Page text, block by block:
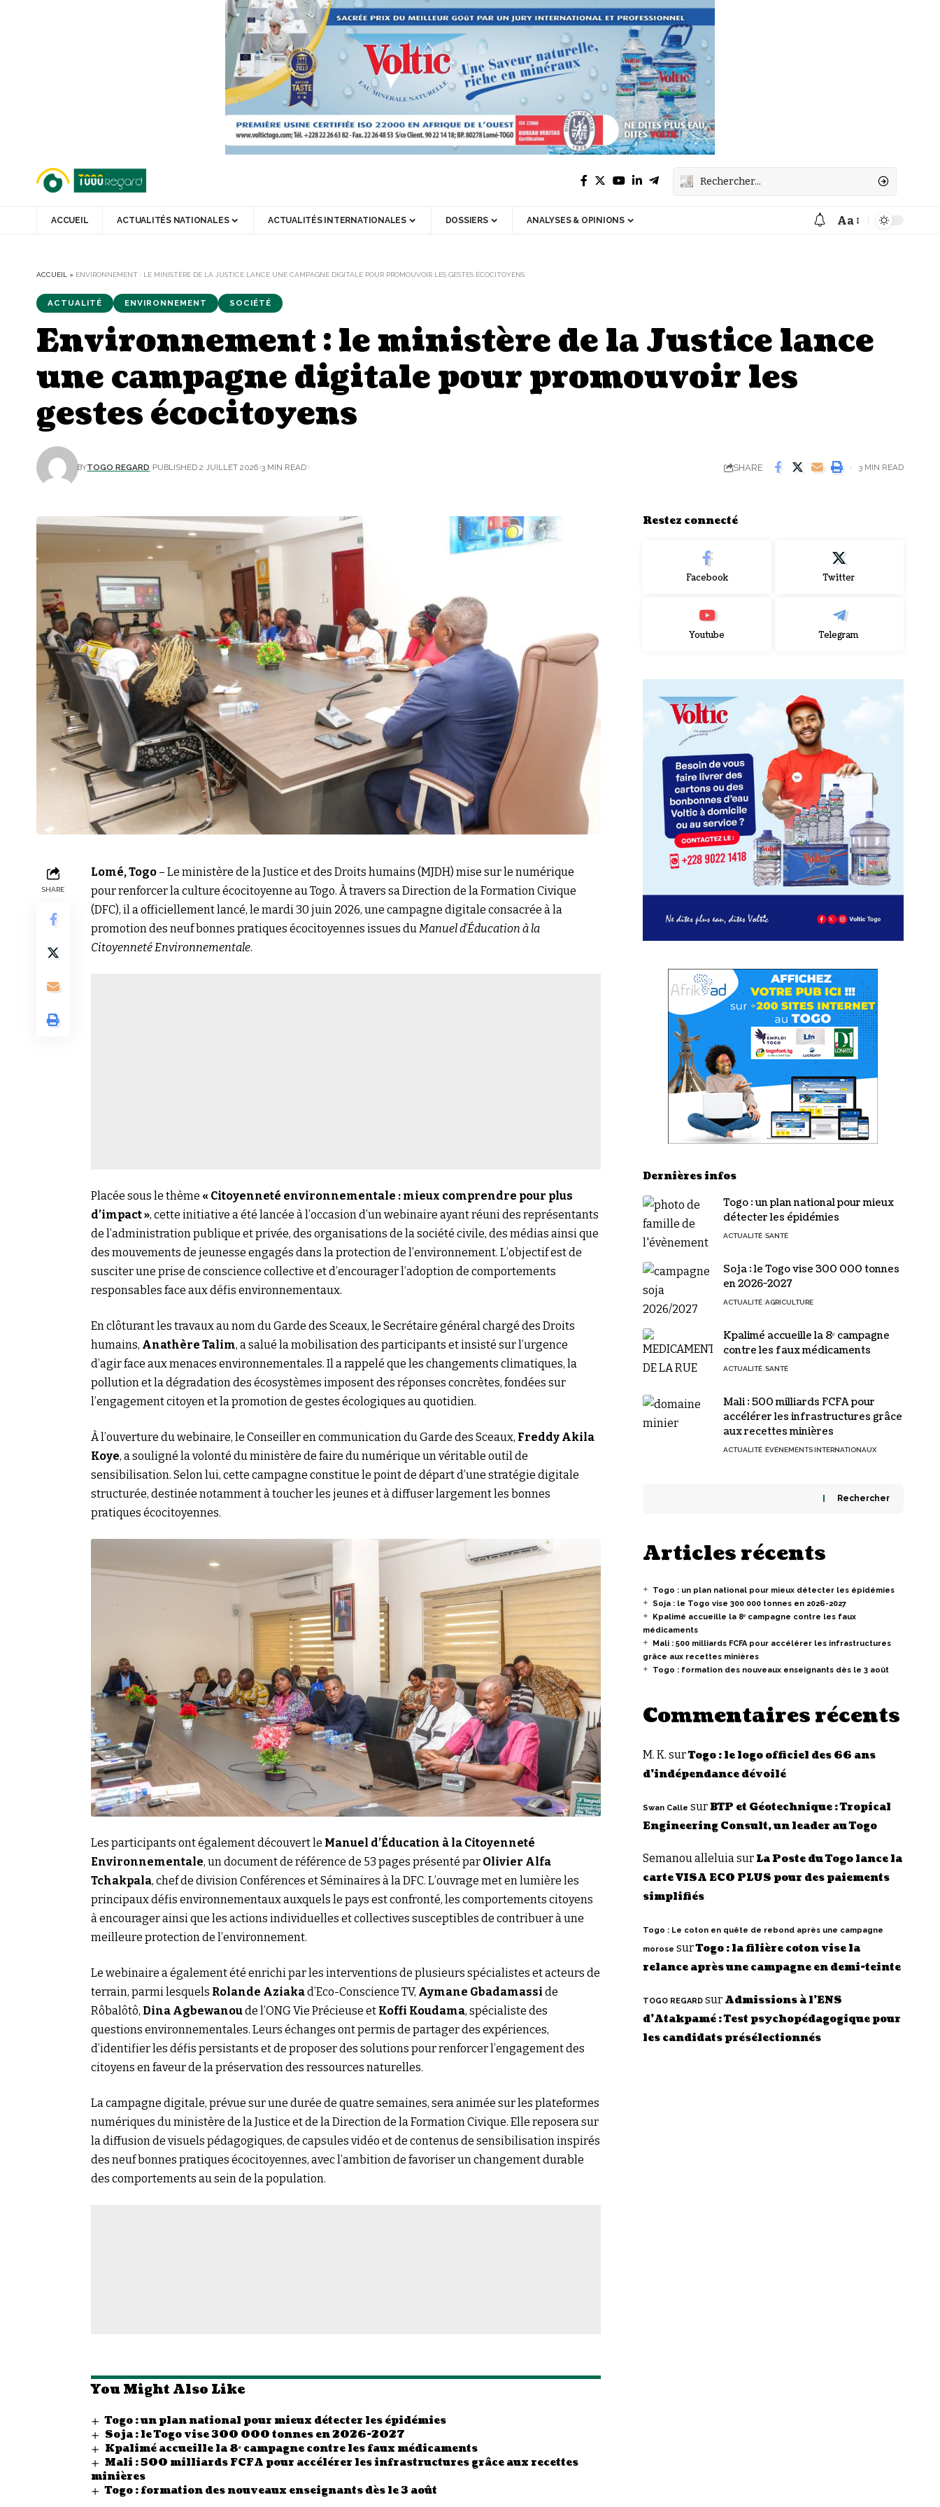
ACCUEIL ACTUALITÉS NATIONALES ACTUALITÉS INTERNATIONALES DOSSIERS ANALYSES & OPINIONS
Font
Aa
ACCUEIL » ENVIRONNEMENT : LE MINISTÈRE DE LA JUSTICE LANCE UNE CAMPAGNE DIGITALE POUR PROMOUVOIR LES GESTES ÉCOCITOYENS
ACTUALITÉ ENVIRONNEMENT SOCIÉTÉ
Environnement : le ministère de la Justice lance
une campagne digitale pour promouvoir les
gestes écocitoyens
BYTOGO REGARD PUBLISHED 2 JUILLET 2026 3 MIN READ SHARE 3 MIN READ
SHARE
Lomé, Togo – Le ministère de la Justice et des Droits humains (MJDH) mise sur le numérique
pour renforcer la culture écocitoyenne au Togo. À travers sa Direction de la Formation Civique
(DFC), il a officiellement lancé, le mardi 30 juin 2026, une campagne digitale consacrée à la
promotion des neuf bonnes pratiques écocitoyennes issues duManuel d’Éducation à la
Citoyenneté Environnementale.
Placée sous le thème « Citoyenneté environnementale : mieux comprendre pour plus
d’impact », cette initiative a été lancée à l’occasion d’un webinaire ayant réuni des représentants
de l’administration publique et privée, des organisations de la société civile, des médias ainsi que
des mouvements de jeunesse engagés dans la protection de l’environnement. L’objectif est de
susciter une prise de conscience collective et d’encourager l’adoption de comportements
responsables face aux défis environnementaux.
En clôturant les travaux au nom du Garde des Sceaux, le Secrétaire général chargé des Droits
humains, Anathère Talim, a salué la mobilisation des participants et insisté sur l’urgence
d’agir face aux menaces environnementales. Il a rappelé que les changements climatiques, la
pollution et la dégradation des écosystèmes imposent des réponses concrètes, fondées sur
l’engagement citoyen et la promotion de gestes écologiques au quotidien.
À l’ouverture du webinaire, le Conseiller en communication du Garde des Sceaux, Freddy Akila
Koye, a souligné la volonté du ministère de faire du numérique un véritable outil de
sensibilisation. Selon lui, cette campagne constitue le point de départ d’une stratégie digitale
structurée, destinée notamment à toucher les jeunes et à diffuser largement les bonnes
pratiques écocitoyennes.
Les participants ont également découvert le Manuel d’Éducation à la Citoyenneté
Environnementale, un document de référence de 53 pages présenté par Olivier Alfa
Tchakpala, chef de division Conférences et Séminaires à la DFC. L’ouvrage met en lumière les
principaux défis environnementaux auxquels le pays est confronté, les comportements citoyens
à encourager ainsi que les actions individuelles et collectives susceptibles de contribuer à une
meilleure protection de l’environnement.
Le webinaire a également été enrichi par les interventions de plusieurs spécialistes et acteurs de
terrain, parmi lesquels Rolande Aziakad’Eco-Conscience TV, Aymane Gbadamassi de
Rôbalôtô, Dina Agbewanoude l’ONG Vie Précieuse et Koffi Koudama, spécialiste des
questions environnementales. Leurs échanges ont permis de partager des expériences,
d’identifier les défis persistants et de proposer des solutions pour renforcer l’engagement des
citoyens en faveur de la préservation des ressources naturelles.
La campagne digitale, prévue sur une durée de quatre semaines, sera animée sur les plateformes
numériques du ministère de la Justice et de la Direction de la Formation Civique. Elle reposera sur
la diffusion de visuels pédagogiques, de capsules vidéo et de contenus de sensibilisation inspirés
des neuf bonnes pratiques écocitoyennes, avec l’ambition de favoriser un changement durable
des comportements au sein de la population.
You Might Also Like
Togo : un plan national pour mieux détecter les épidémies
Soja : le Togo vise 300 000 tonnes en 2026-2027
Kpalimé accueille la 8ᵉ campagne contre les faux médicaments
Mali : 500 milliards FCFA pour accélérer les infrastructures grâce aux recettes
minières
Togo : formation des nouveaux enseignants dès le 3 août
Restez connecté
Facebook Twitter
Youtube Telegram
Dernières infos
Togo : un plan national pour mieux
détecter les épidémies
ACTUALITÉ SANTÉ
Soja : le Togo vise 300 000 tonnes
en 2026-2027
ACTUALITÉ AGRICULTURE
Kpalimé accueille la 8ᵉ campagne
contre les faux médicaments
ACTUALITÉ SANTÉ
Mali : 500 milliards FCFA pour
accélérer les infrastructures grâce
aux recettes minières
ACTUALITÉ ÉVÉNEMENTS INTERNATIONAUX
Rechercher
Articles récents
Togo : un plan national pour mieux détecter les épidémies
Soja : le Togo vise 300 000 tonnes en 2026-2027
Kpalimé accueille la 8ᵉ campagne contre les faux
médicaments
Mali : 500 milliards FCFA pour accélérer les infrastructures
grâce aux recettes minières
Togo : formation des nouveaux enseignants dès le 3 août
Commentaires récents
M. K. surTogo : le logo officiel des 66 ans
d’indépendance dévoilé
Swan Calle surBTP et Géotechnique : Tropical
Engineering Consult, un leader au Togo
Semanou alleluia sur La Poste du Togo lance la
carte VISA ECO PLUS pour des paiements
simplifiés
Togo : Le coton en quête de rebond après une campagne
morose surTogo : la filière coton vise la
relance après une campagne en demi-teinte
TOGO REGARDsur Admissions à l’ENS
d’Atakpamé : Test psychopédagogique pour
les candidats présélectionnés